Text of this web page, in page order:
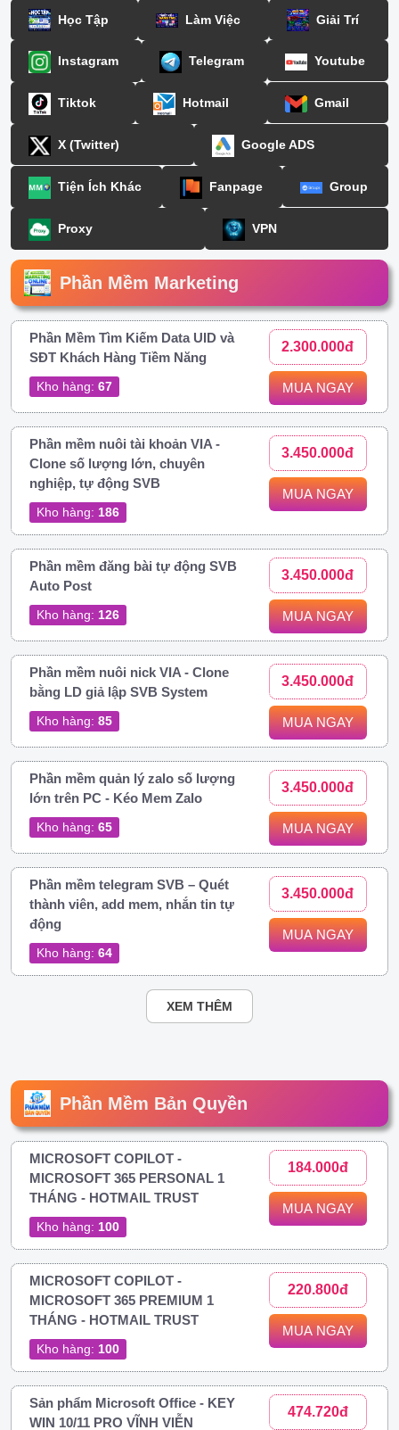
Học Tập Làm Việc Giải Trí
Instagram Telegram Youtube
Tiktok Hotmail Gmail
X (Twitter) Google ADS
Tiện Ích Khác Fanpage Group
Proxy VPN
Phần Mềm Marketing
Phần Mềm Tìm Kiếm Data UID và
SĐT Khách Hàng Tiềm Năng
Kho hàng: 67
2.300.000đ
MUA NGAY
Phần mềm nuôi tài khoản VIA -
Clone số lượng lớn, chuyên
nghiệp, tự động SVB
Kho hàng: 186
3.450.000đ
MUA NGAY
Phần mềm đăng bài tự động SVB
Auto Post
Kho hàng: 126
3.450.000đ
MUA NGAY
Phần mềm nuôi nick VIA - Clone
bằng LD giả lập SVB System
Kho hàng: 85
3.450.000đ
MUA NGAY
Phần mềm quản lý zalo số lượng
lớn trên PC - Kéo Mem Zalo
Kho hàng: 65
3.450.000đ
MUA NGAY
Phần mềm telegram SVB – Quét
thành viên, add mem, nhắn tin tự
động
Kho hàng: 64
3.450.000đ
MUA NGAY
XEM THÊM
Phần Mềm Bản Quyền
MICROSOFT COPILOT -
MICROSOFT 365 PERSONAL 1
THÁNG - HOTMAIL TRUST
Kho hàng: 100
184.000đ
MUA NGAY
MICROSOFT COPILOT -
MICROSOFT 365 PREMIUM 1
THÁNG - HOTMAIL TRUST
Kho hàng: 100
220.800đ
MUA NGAY
Sản phẩm Microsoft Office - KEY
WIN 10/11 PRO VĨNH VIỄN
474.720đ